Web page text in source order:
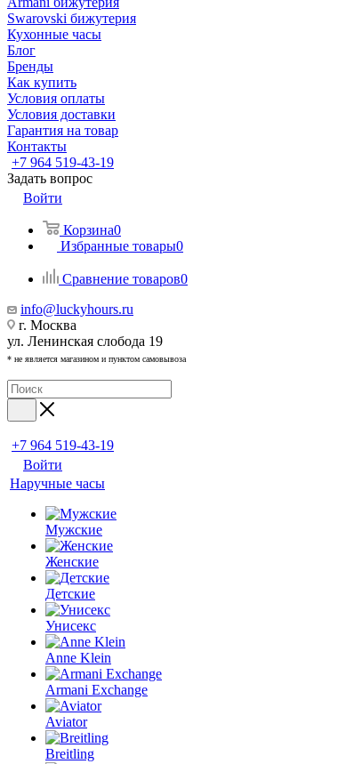
Swarovski бижутерия
Кухонные часы
Блог
Бренды
Как купить
Условия оплаты
Условия доставки
Гарантия на товар
Контакты
+7 964 519-43-19
Задать вопрос
Войти
Корзина0
Избранные товары0
Сравнение товаров0
info@luckyhours.ru
г. Москва
ул. Ленинская слобода 19
* не является магазином и пунктом самовывоза
+7 964 519-43-19
Войти
Наручные часы
Мужские
Женские
Детские
Унисекс
Anne Klein
Armani Exchange
Aviator
Breitling